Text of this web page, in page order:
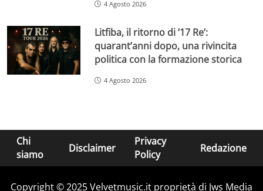
4 Agosto 2026
Litfiba, il ritorno di ’17 Re’:
quarant’anni dopo, una rivincita
politica con la formazione storica
4 Agosto 2026
Chi
siamo
Disclaimer
Privacy
Policy
Redazione
Copyright © 2025 Velvetmusic.it proprietà di Jws Media